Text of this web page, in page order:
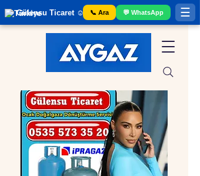
Gülensu Ticaret ☺️ Gaziantep Tüp Bayii
📞 Ara 💬 WhatsApp ☰